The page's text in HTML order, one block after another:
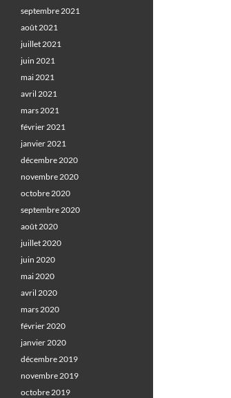
septembre 2021
août 2021
juillet 2021
juin 2021
mai 2021
avril 2021
mars 2021
février 2021
janvier 2021
décembre 2020
novembre 2020
octobre 2020
septembre 2020
août 2020
juillet 2020
juin 2020
mai 2020
avril 2020
mars 2020
février 2020
janvier 2020
décembre 2019
novembre 2019
octobre 2019